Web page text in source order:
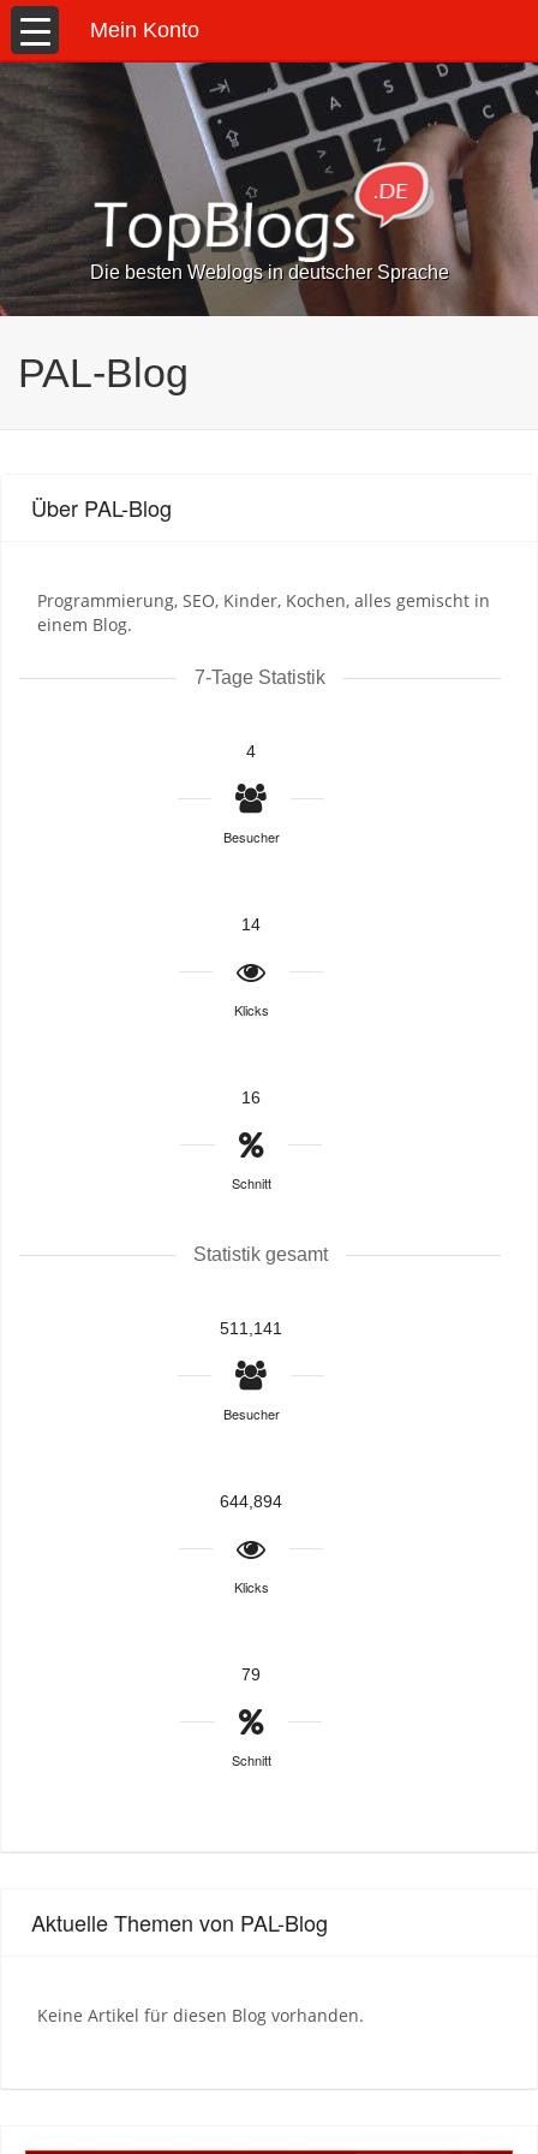
Mein Konto
Die besten Weblogs in deutscher Sprache
PAL-Blog
Über PAL-Blog
Programmierung, SEO, Kinder, Kochen, alles gemischt in
einem Blog.
7-Tage Statistik
4
Besucher
14
Klicks
16
Schnitt
Statistik gesamt
511,141
Besucher
644,894
Klicks
79
Schnitt
Aktuelle Themen von PAL-Blog
Keine Artikel für diesen Blog vorhanden.